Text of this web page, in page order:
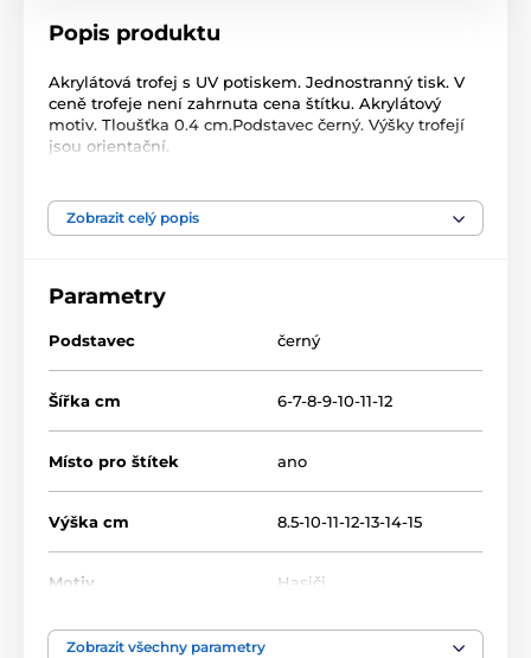
Popis produktu
Akrylátová trofej s UV potiskem. Jednostranný tisk. V
ceně trofeje není zahrnuta cena štítku. Akrylátový
motiv. Tloušťka 0.4 cm.Podstavec černý. Výšky trofejí
jsou orientační.
Produkt je zařazen v kategoriích
Akrylátové trofeje
Zobrazit celý popis
Parametry
Podstavec černý
Šířka cm 6-7-8-9-10-11-12
Místo pro štítek ano
Výška cm 8.5-10-11-12-13-14-15
Motiv Hasiči
Typ ocenění
Zobrazit všechny parametry